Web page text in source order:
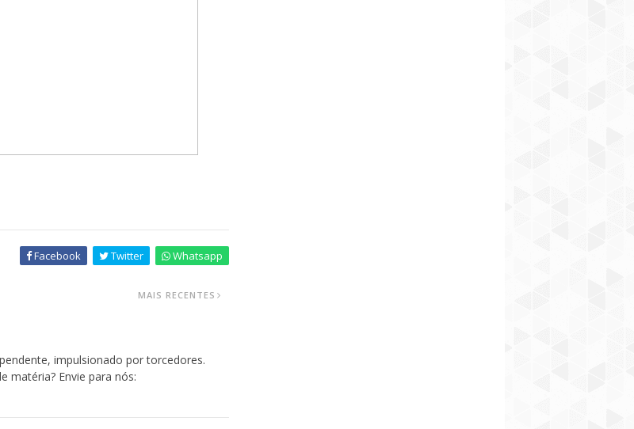
Facebook Twitter Whatsapp
MAIS RECENTES
impulsionado por torcedores.
matéria? Envie para nós: